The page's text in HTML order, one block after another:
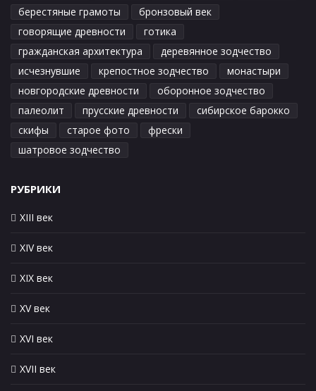
берестяные грамоты
бронзовый век
говорящие древности
готика
гражданская архитектура
деревянное зодчество
исчезнувшие
крепостное зодчество
монастыри
новгородские древности
оборонное зодчество
палеолит
прусские древности
сибирское барокко
скифы
старое фото
фрески
шатровое зодчество
РУБРИКИ
XIII век
XIV век
XIX век
XV век
XVI век
XVII век